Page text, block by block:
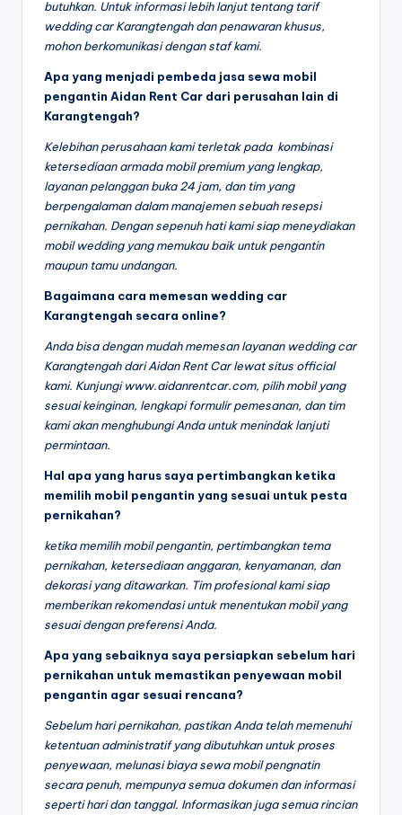
butuhkan. Untuk informasi lebih lanjut tentang tarif
wedding car Karangtengah dan penawaran khusus,
mohon berkomunikasi dengan staf kami.
Apa yang menjadi pembeda jasa sewa mobil
pengantin Aidan Rent Car dari perusahan lain di
Karangtengah?
Kelebihan perusahaan kami terletak pada kombinasi
ketersediaan armada mobil premium yang lengkap,
layanan pelanggan buka 24 jam, dan tim yang
berpengalaman dalam manajemen sebuah resepsi
pernikahan. Dengan sepenuh hati kami siap meneydiakan
mobil wedding yang memukau baik untuk pengantin
maupun tamu undangan.
Bagaimana cara memesan wedding car
Karangtengah secara online?
Anda bisa dengan mudah memesan layanan wedding car
Karangtengah dari Aidan Rent Car lewat situs official
kami. Kunjungi www.aidanrentcar.com, pilih mobil yang
sesuai keinginan, lengkapi formulir pemesanan, dan tim
kami akan menghubungi Anda untuk menindak lanjuti
permintaan.
Hal apa yang harus saya pertimbangkan ketika
memilih mobil pengantin yang sesuai untuk pesta
pernikahan?
ketika memilih mobil pengantin, pertimbangkan tema
pernikahan, ketersediaan anggaran, kenyamanan, dan
dekorasi yang ditawarkan. Tim profesional kami siap
memberikan rekomendasi untuk menentukan mobil yang
sesuai dengan preferensi Anda.
Apa yang sebaiknya saya persiapkan sebelum hari
pernikahan untuk memastikan penyewaan mobil
pengantin agar sesuai rencana?
Sebelum hari pernikahan, pastikan Anda telah memenuhi
ketentuan administratif yang dibutuhkan untuk proses
penyewaan, melunasi biaya sewa mobil pengnatin
secara penuh, mempunya semua dokumen dan informasi
seperti hari dan tanggal. Informasikan juga semua rincian